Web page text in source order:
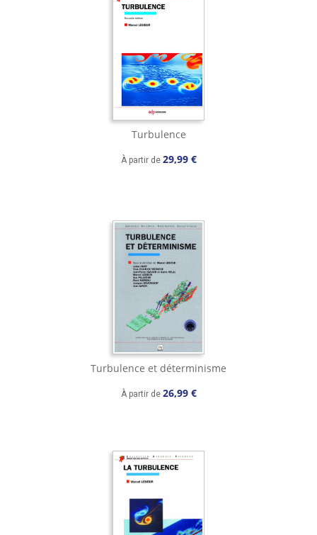
Turbulence
À partir de 29,99 €
Turbulence et déterminisme
À partir de 26,99 €